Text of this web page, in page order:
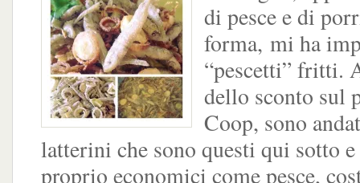
di pesce e di
forma, mi ha
“pescetti” fritti.
dello sconto sul
Coop, sono
latterini che sono questi qui sotto
proprio economici come pesce,